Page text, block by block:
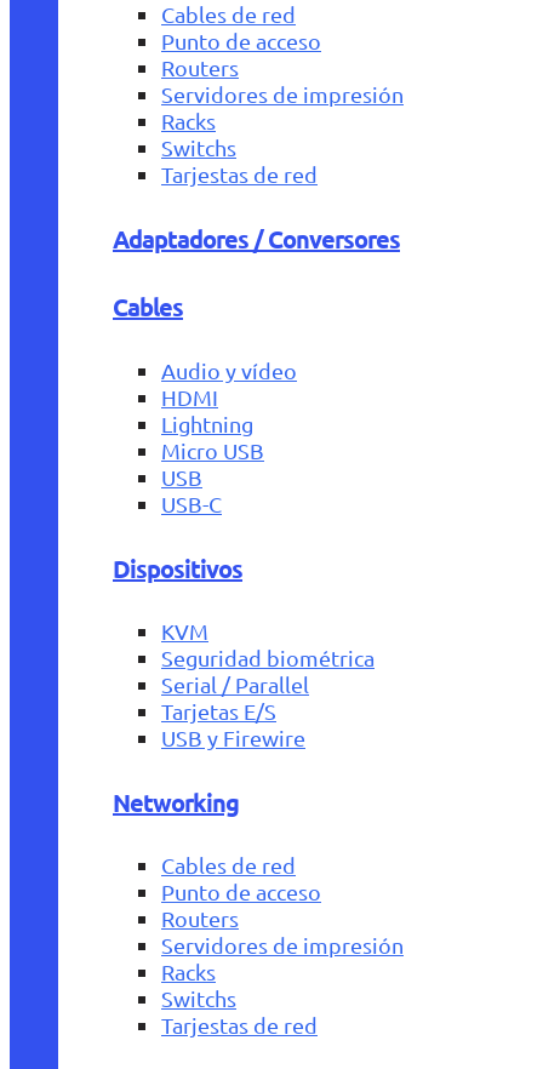
Cables de red
Punto de acceso
Routers
Servidores de impresión
Racks
Switchs
Tarjestas de red
Adaptadores / Conversores
Cables
Audio y vídeo
HDMI
Lightning
Micro USB
USB
USB-C
Dispositivos
KVM
Seguridad biométrica
Serial / Parallel
Tarjetas E/S
USB y Firewire
Networking
Cables de red
Punto de acceso
Routers
Servidores de impresión
Racks
Switchs
Tarjestas de red